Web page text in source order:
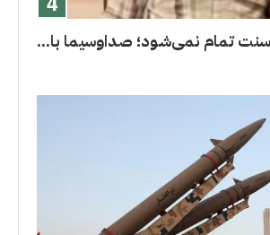
تمام نمی‌شود؛ صداوسیما با...